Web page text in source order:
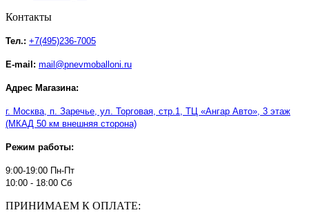
Контакты
Тел.: +7(495)236-7005
E-mail: mail@pnevmoballoni.ru
Адрес Магазина:
г. Москва, п. Заречье, ул. Торговая, стр.1, ТЦ «Ангар Авто» , 3 этаж
(МКАД 50 км внешняя сторона)
Режим работы:
9:00-19:00 Пн-Пт
10:00 - 18:00 Сб
ПРИНИМАЕМ К ОПЛАТЕ: